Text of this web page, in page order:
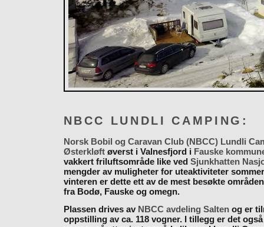
NBCC LUNDLI CAMPING:
Norsk Bobil og Caravan Club (NBCC) Lundli
Østerkløftøverst i Valnesfjord i Fauske
vakkert friluftsområde like ved Sjunkhatten
mengder av muligheter for uteaktiviteter
vinteren er dette ett av de mest besøkte
fra Bodø, Fauske og omegn.
Plassen drives av NBCC avdeling Saltenog er
oppstilling av ca. 118 vogner. I tillegg er det